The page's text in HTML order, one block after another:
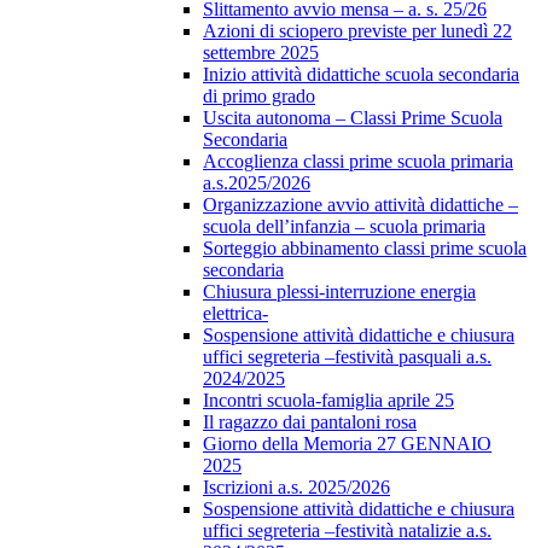
Slittamento avvio mensa – a. s. 25/26
Azioni di sciopero previste per lunedì 22
settembre 2025
Inizio attività didattiche scuola secondaria
di primo grado
Uscita autonoma – Classi Prime Scuola
Secondaria
Accoglienza classi prime scuola primaria
a.s.2025/2026
Organizzazione avvio attività didattiche –
scuola dell’infanzia – scuola primaria
Sorteggio abbinamento classi prime scuola
secondaria
Chiusura plessi-interruzione energia
elettrica-
Sospensione attività didattiche e chiusura
uffici segreteria –festività pasquali a.s.
2024/2025
Incontri scuola-famiglia aprile 25
Il ragazzo dai pantaloni rosa
Giorno della Memoria 27 GENNAIO
2025
Iscrizioni a.s. 2025/2026
Sospensione attività didattiche e chiusura
uffici segreteria –festività natalizie a.s.